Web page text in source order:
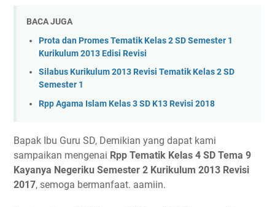
BACA JUGA
Prota dan Promes Tematik Kelas 2 SD Semester 1
Kurikulum 2013 Edisi Revisi
Silabus Kurikulum 2013 Revisi Tematik Kelas 2 SD
Semester 1
Rpp Agama Islam Kelas 3 SD K13 Revisi 2018
Bapak Ibu Guru SD, Demikian yang dapat kami
sampaikan mengenai Rpp Tematik Kelas 4 SD Tema 9
Kayanya Negeriku Semester 2 Kurikulum 2013 Revisi
2017, semoga bermanfaat. aamiin.